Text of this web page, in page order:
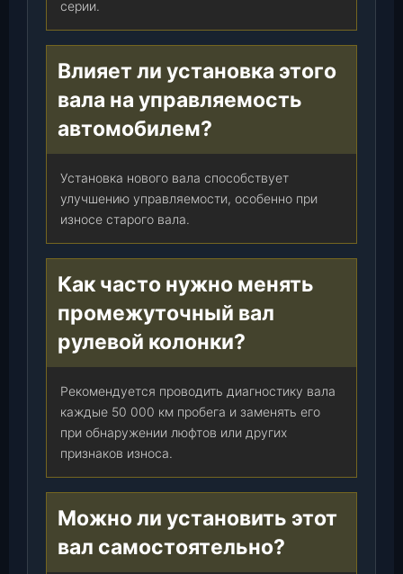
0
)
серии.
Влияет ли установка этого
вала на управляемость
автомобилем?
Установка нового вала способствует
улучшению управляемости, особенно при
износе старого вала.
Как часто нужно менять
промежуточный вал
рулевой колонки?
Рекомендуется проводить диагностику вала
каждые 50 000 км пробега и заменять его
при обнаружении люфтов или других
признаков износа.
Можно ли установить этот
вал самостоятельно?